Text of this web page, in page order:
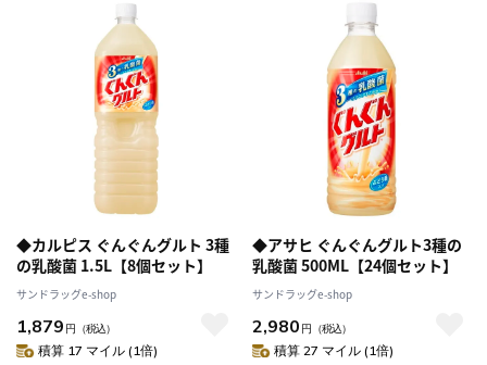
◆カルピス ぐんぐんグルト 3種
の乳酸菌 1.5L【8個セット】
サンドラッグe-shop
1,879 円 （税込）
積算 17 マイル (1倍)
◆アサヒ ぐんぐんグルト3種の
乳酸菌 500ML【24個セット】
サンドラッグe-shop
2,980 円 （税込）
積算 27 マイル (1倍)